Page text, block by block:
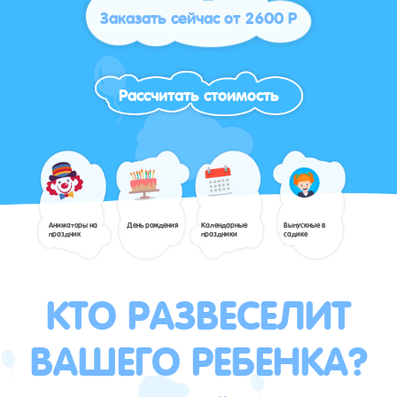
Заказать сейчас от 2600 Р
Рассчитать стоимость
Аниматоры на
праздник
День рождения Календарные
праздники
Выпускные в
садике
КТО РАЗВЕСЕЛИТ
ВАШЕГО РЕБЕНКА?